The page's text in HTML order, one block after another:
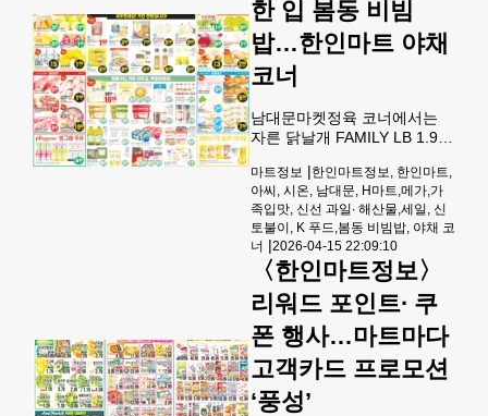
반건조 코다리LB 2.99,두절 가
자미LB 4.99, 참조기살1.5LB
PK 9.99,구이용 반깐굴2-
2.5LB PK 14.99,자연나
한 입 봄동 비빔
밥…한인마트 야채
코너
남대문마켓정육 코너에서는
자른 닭날개 FAMILY LB 1.99,
념 소불고기 LB 7.99,훈제오
리LB19.99, 소고기 꾸리살LB
5.99에 판매된다.해산물 코너
에서는 머리 없는 새우 U-15
LB 7.99, 동태전감 4/6 LB
2.99, 남대문 틸라피아 3-5
2LB /PK 2LB/PK 5.99, 남대문
틸라피아 3-5 2LB /PK 5LB/PK
17.99, 킹피쉬 스테이크LB
5.99, 우나기 9OZ/PK 6.99에
제공된다.프로듀스 코너에서
는 한국참외LB 1.99, 씨없
마트정보 |한인마트정보, 한인마트,
아씨, 시온, 남대문, H마트,메가,가
족입맛, 신선 과일∙ 해산물,세일, 신
토불이, K 푸드,봄동 비빔밥, 야채 코
너 |2026-04-15 22:09:10
〈한인마트정보〉
리워드 포인트∙ 쿠
폰 행사…마트마다
고객카드 프로모션
‘풍성’